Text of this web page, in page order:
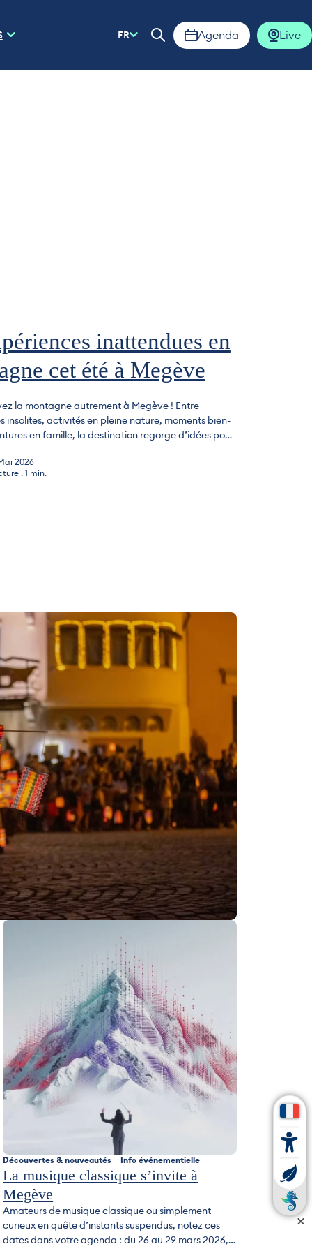
FR
Ouvrir la barre de
Agenda Live
inattendues en
cet été à Megève
la montagne autrement à Megève ! Entre
insolites, activités en pleine nature, moments bien-
en famille, la destination regorge d’idées pour
de sensations fortes, amoureux des panoramas
recherche d’activités originales avec les
2026
: 1 min.
La musique classique s’invite à
Megève
Découvertes & nouveautés Info événementielle
Amateurs de musique classique ou simplement
curieux en quête d’instants suspendus, notez ces
dates dans votre agenda : du 26 au 29 mars 2026,